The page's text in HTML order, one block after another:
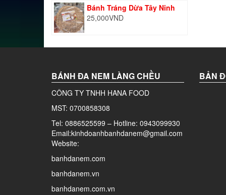
Bánh Tráng Dừa Tây Ninh
25,000VND
BÁNH ĐA NEM LÀNG CHỀU
CÔNG TY TNHH HANA FOOD
MST: 0700858308
Tel: 0886525599 – Hotline: 0943099930
Email:kinhdoanhbanhdanem@gmail.com
Website:
banhdanem.com
banhdanem.vn
banhdanem.com.vn
BẢN